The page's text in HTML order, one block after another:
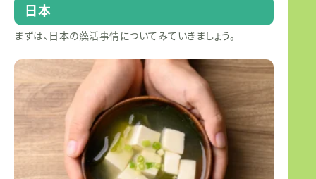
日本
まずは、日本の藻活事情についてみていきましょう。